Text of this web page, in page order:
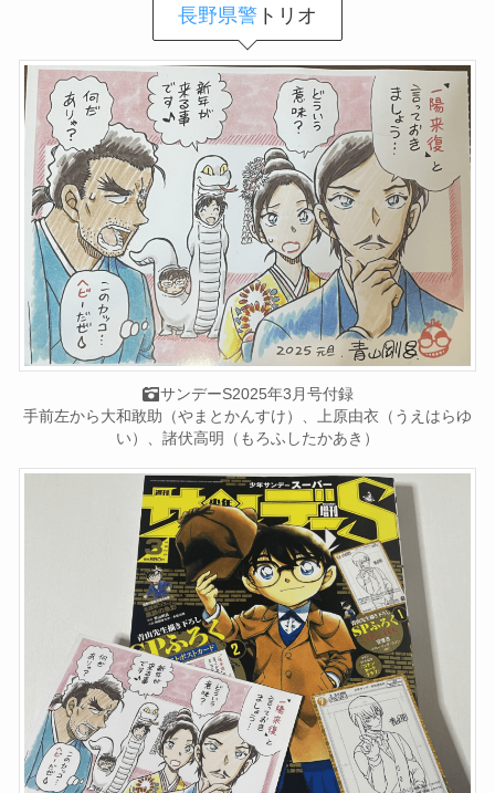
長野県警 トリオ
サンデーS2025年3月号付録
手前左から大和敢助（やまとかんすけ）、上原由衣（うえはらゆ
い）、諸伏高明（もろふしたかあき）